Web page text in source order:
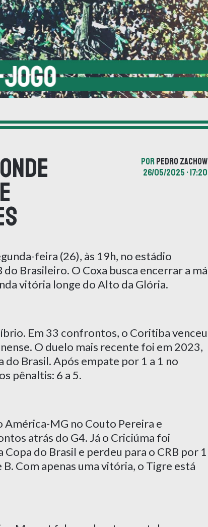
PORPEDRO ZACHOW
26/05/2025 • 17:20
feira (26), às 19h, no estádio
Brasileiro. O Coxa busca encerrar a má
vitória longe do Alto da Glória.
Em 33 confrontos, o Coritiba venceu
O duelo mais recente foi em 2023,
Brasil. Após empate por 1 a 1 no
pênaltis: 6 a 5.
MG no Couto Pereira e
atrás do G4. Já o Criciúma foi
do Brasil e perdeu para o CRB por 1
Com apenas uma vitória, o Tigre está